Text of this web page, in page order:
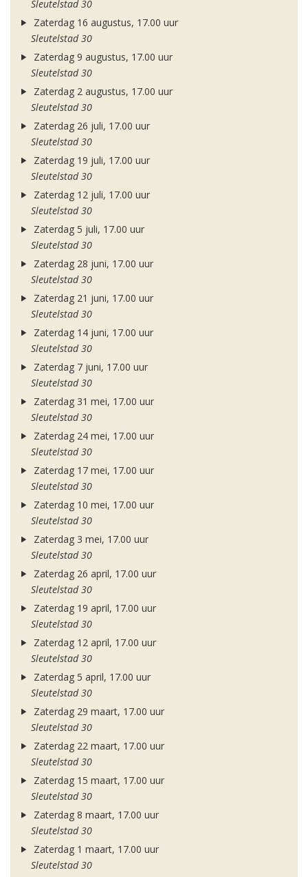
Sleutelstad 30
Zaterdag 16 augustus, 17.00 uur
Sleutelstad 30
Zaterdag 9 augustus, 17.00 uur
Sleutelstad 30
Zaterdag 2 augustus, 17.00 uur
Sleutelstad 30
Zaterdag 26 juli, 17.00 uur
Sleutelstad 30
Zaterdag 19 juli, 17.00 uur
Sleutelstad 30
Zaterdag 12 juli, 17.00 uur
Sleutelstad 30
Zaterdag 5 juli, 17.00 uur
Sleutelstad 30
Zaterdag 28 juni, 17.00 uur
Sleutelstad 30
Zaterdag 21 juni, 17.00 uur
Sleutelstad 30
Zaterdag 14 juni, 17.00 uur
Sleutelstad 30
Zaterdag 7 juni, 17.00 uur
Sleutelstad 30
Zaterdag 31 mei, 17.00 uur
Sleutelstad 30
Zaterdag 24 mei, 17.00 uur
Sleutelstad 30
Zaterdag 17 mei, 17.00 uur
Sleutelstad 30
Zaterdag 10 mei, 17.00 uur
Sleutelstad 30
Zaterdag 3 mei, 17.00 uur
Sleutelstad 30
Zaterdag 26 april, 17.00 uur
Sleutelstad 30
Zaterdag 19 april, 17.00 uur
Sleutelstad 30
Zaterdag 12 april, 17.00 uur
Sleutelstad 30
Zaterdag 5 april, 17.00 uur
Sleutelstad 30
Zaterdag 29 maart, 17.00 uur
Sleutelstad 30
Zaterdag 22 maart, 17.00 uur
Sleutelstad 30
Zaterdag 15 maart, 17.00 uur
Sleutelstad 30
Zaterdag 8 maart, 17.00 uur
Sleutelstad 30
Zaterdag 1 maart, 17.00 uur
Sleutelstad 30